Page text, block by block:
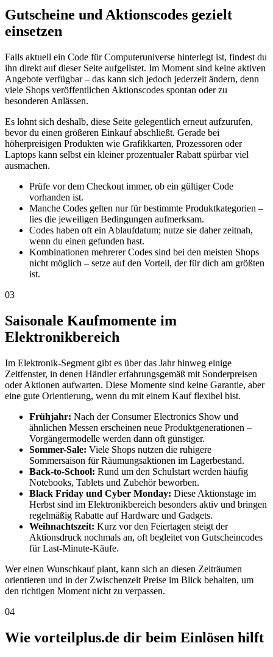
Gutscheine und Aktionscodes gezielt
einsetzen
Falls aktuell ein Code für Computeruniverse hinterlegt ist, findest du
ihn direkt auf dieser Seite aufgelistet. Im Moment sind keine aktiven
Angebote verfügbar – das kann sich jedoch jederzeit ändern, denn
viele Shops veröffentlichen Aktionscodes spontan oder zu
besonderen Anlässen.
Es lohnt sich deshalb, diese Seite gelegentlich erneut aufzurufen,
bevor du einen größeren Einkauf abschließt. Gerade bei
höherpreisigen Produkten wie Grafikkarten, Prozessoren oder
Laptops kann selbst ein kleiner prozentualer Rabatt spürbar viel
ausmachen.
Prüfe vor dem Checkout immer, ob ein gültiger Code
vorhanden ist.
Manche Codes gelten nur für bestimmte Produktkategorien –
lies die jeweiligen Bedingungen aufmerksam.
Codes haben oft ein Ablaufdatum; nutze sie daher zeitnah,
wenn du einen gefunden hast.
Kombinationen mehrerer Codes sind bei den meisten Shops
nicht möglich – setze auf den Vorteil, der für dich am größten
ist.
03
Saisonale Kaufmomente im
Elektronikbereich
Im Elektronik-Segment gibt es über das Jahr hinweg einige
Zeitfenster, in denen Händler erfahrungsgemäß mit Sonderpreisen
oder Aktionen aufwarten. Diese Momente sind keine Garantie, aber
eine gute Orientierung, wenn du mit einem Kauf flexibel bist.
Frühjahr: Nach der Consumer Electronics Show und
ähnlichen Messen erscheinen neue Produktgenerationen –
Vorgängermodelle werden dann oft günstiger.
Sommer-Sale: Viele Shops nutzen die ruhigere
Sommersaison für Räumungsaktionen im Lagerbestand.
Back-to-School: Rund um den Schulstart werden häufig
Notebooks, Tablets und Zubehör beworben.
Black Friday und Cyber Monday: Diese Aktionstage im
Herbst sind im Elektronikbereich besonders aktiv und bringen
regelmäßig Rabatte auf Hardware und Gadgets.
Weihnachtszeit: Kurz vor den Feiertagen steigt der
Aktionsdruck nochmals an, oft begleitet von Gutscheincodes
für Last-Minute-Käufe.
Wer einen Wunschkauf plant, kann sich an diesen Zeiträumen
orientieren und in der Zwischenzeit Preise im Blick behalten, um
den richtigen Moment nicht zu verpassen.
04
Wie vorteilplus.de dir beim Einlösen hilft